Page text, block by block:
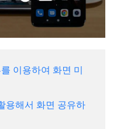
이용하여 화면 미
용해서 화면 공유하